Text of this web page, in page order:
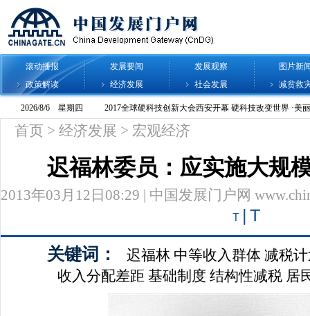
滚动播报 发展要闻 发展观察
图片新
政策解读
经济发展 社会发展 减贫救
首页 > 经济发展 > 宏观经济
迟福林委员：应实施大规
2013年03月12日08:29 | 中国发展门户网
T T
关键词： 迟福林 中等收入群体 减税
收入分配差距 基础制度 结构性减税 居